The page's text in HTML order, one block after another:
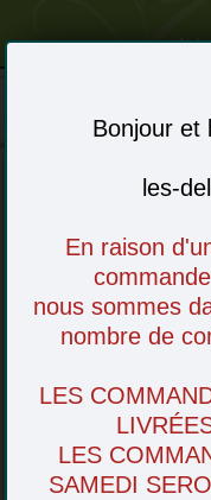
Bonjour et
les-
En raison
nous sommes
nombre de
LES
LES
SAMEDI
retirer en
Orange BIO